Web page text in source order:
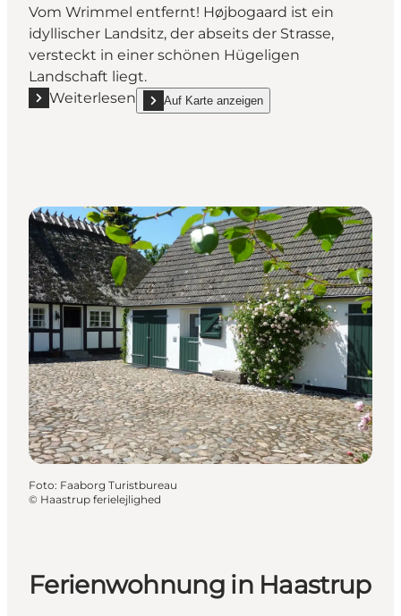
Vom Wrimmel entfernt! Højbogaard ist ein
idyllischer Landsitz, der abseits der Strasse,
versteckt in einer schönen Hügeligen
Landschaft liegt.
Weiterlesen
Mehr erfahren "Højbogaard Ferienwohnung"
Auf Karte anzeigen
show Højbogaard Ferienwohnung on_map
Foto: Faaborg Turistbureau
© Haastrup ferielejlighed
Ferienwohnung in Haastrup